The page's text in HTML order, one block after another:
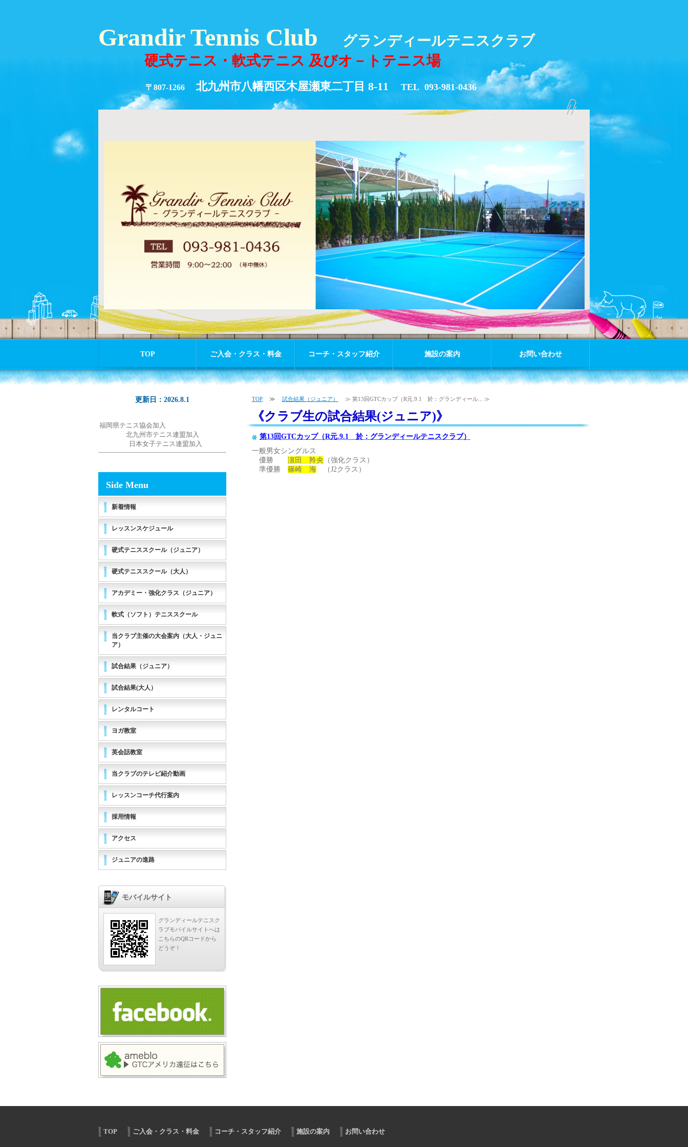
Grandir Tennis Club
グランディールテニスクラブ
硬式テニス・軟式テニス 及びオ－トテニス場
〒807-1266 北九州市八幡西区木屋瀬東二丁目 8-11 TEL 093-981-0436
TOP ご入会・クラス・料金 コーチ・スタッフ紹介 施設の案内 お問い合わせ
TOP ≫ 試合結果（ジュニア） ≫ 第13回GTCカップ（R元.9.1 於：グランディール... ≫
《クラブ生の試合結果(ジュニア)》
第13回GTCカップ（R元.9.1 於：グランディールテニスクラブ）
一般男女シングルス
優勝 濵田 羚央 （強化クラス）
準優勝 篠崎 海 （J2クラス）
更新日：2026.8.1
福岡県テニス協会加入
北九州市テニス連盟加入
日本女子テニス連盟加入
Side Menu
新着情報
レッスンスケジュール
硬式テニススクール（ジュニア）
硬式テニススクール（大人）
アカデミー・強化クラス（ジュニア）
軟式（ソフト）テニススクール
当クラブ主催の大会案内（大人・ジュニ
ア）
試合結果（ジュニア）
試合結果(大人）
レンタルコート
ヨガ教室
英会話教室
当クラブのテレビ紹介動画
レッスンコーチ代行案内
採用情報
アクセス
ジュニアの進路
モバイルサイト
グランディールテニスク
ラブモバイルサイトへは
こちらのQRコードから
どうぞ！
TOP ご入会・クラス・料金 コーチ・スタッフ紹介 施設の案内 お問い合わせ